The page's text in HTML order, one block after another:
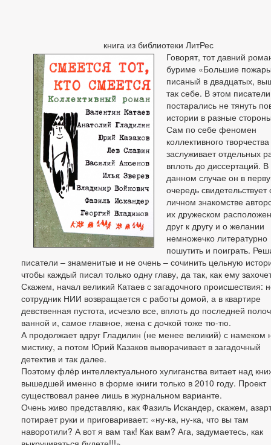
книга из библиотеки ЛитРес
Говорят, тот давний
буриме «Большие
писаный в двадцатых,
так себе. В этом писатели
постарались не тянуть
истории в разные
Сам по себе феномен
коллективного творчества
заслуживает отдельных
вплоть до диссертаций. В
данном случае он в
очередь свидетельствует
личном знакомстве
их дружеском
друг к другу и о желании
немножечко литературно
пошутить и поиграть.
писатели – знаменитые и не очень – сочинить цельную
чтобы каждый писал только одну главу, да так, как ему
Скажем, начал великий Катаев с загадочного происшествия:
сотрудник НИИ возвращается с работы домой, а в квартире
девственная пустота, исчезло все, вплоть до последней
ванной и, самое главное, жена с дочкой тоже тю-тю.
А продолжает вдруг Гладилин (не менее великий) с намеком
мистику, а потом Юрий Казаков выворачивает в загадочный
детектив и так далее.
Поэтому флёр интеллектуального хулиганства витает над
вышедшей именно в форме книги только в 2010 году. Проект
существовал ранее лишь в журнальном варианте.
Очень живо представляю, как Фазиль Искандер, скажем,
потирает руки и приговаривает: «ну-ка, ну-ка, что вы там
наворотили? А вот я вам так! Как вам? Ага, задумаетесь, как